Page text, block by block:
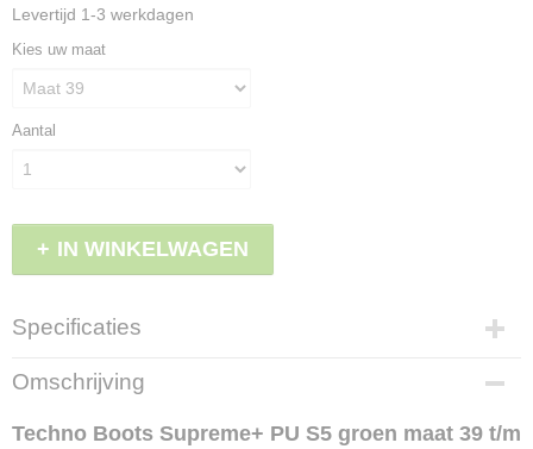
Levertijd 1-3 werkdagen
Kies uw maat
Aantal
IN WINKELWAGEN
Specificaties
Productcode
LBS - EL15540TPU/39
EAN code
Omschrijving
Techno Boots Supreme+ PU S5 groen maat 39 t/m